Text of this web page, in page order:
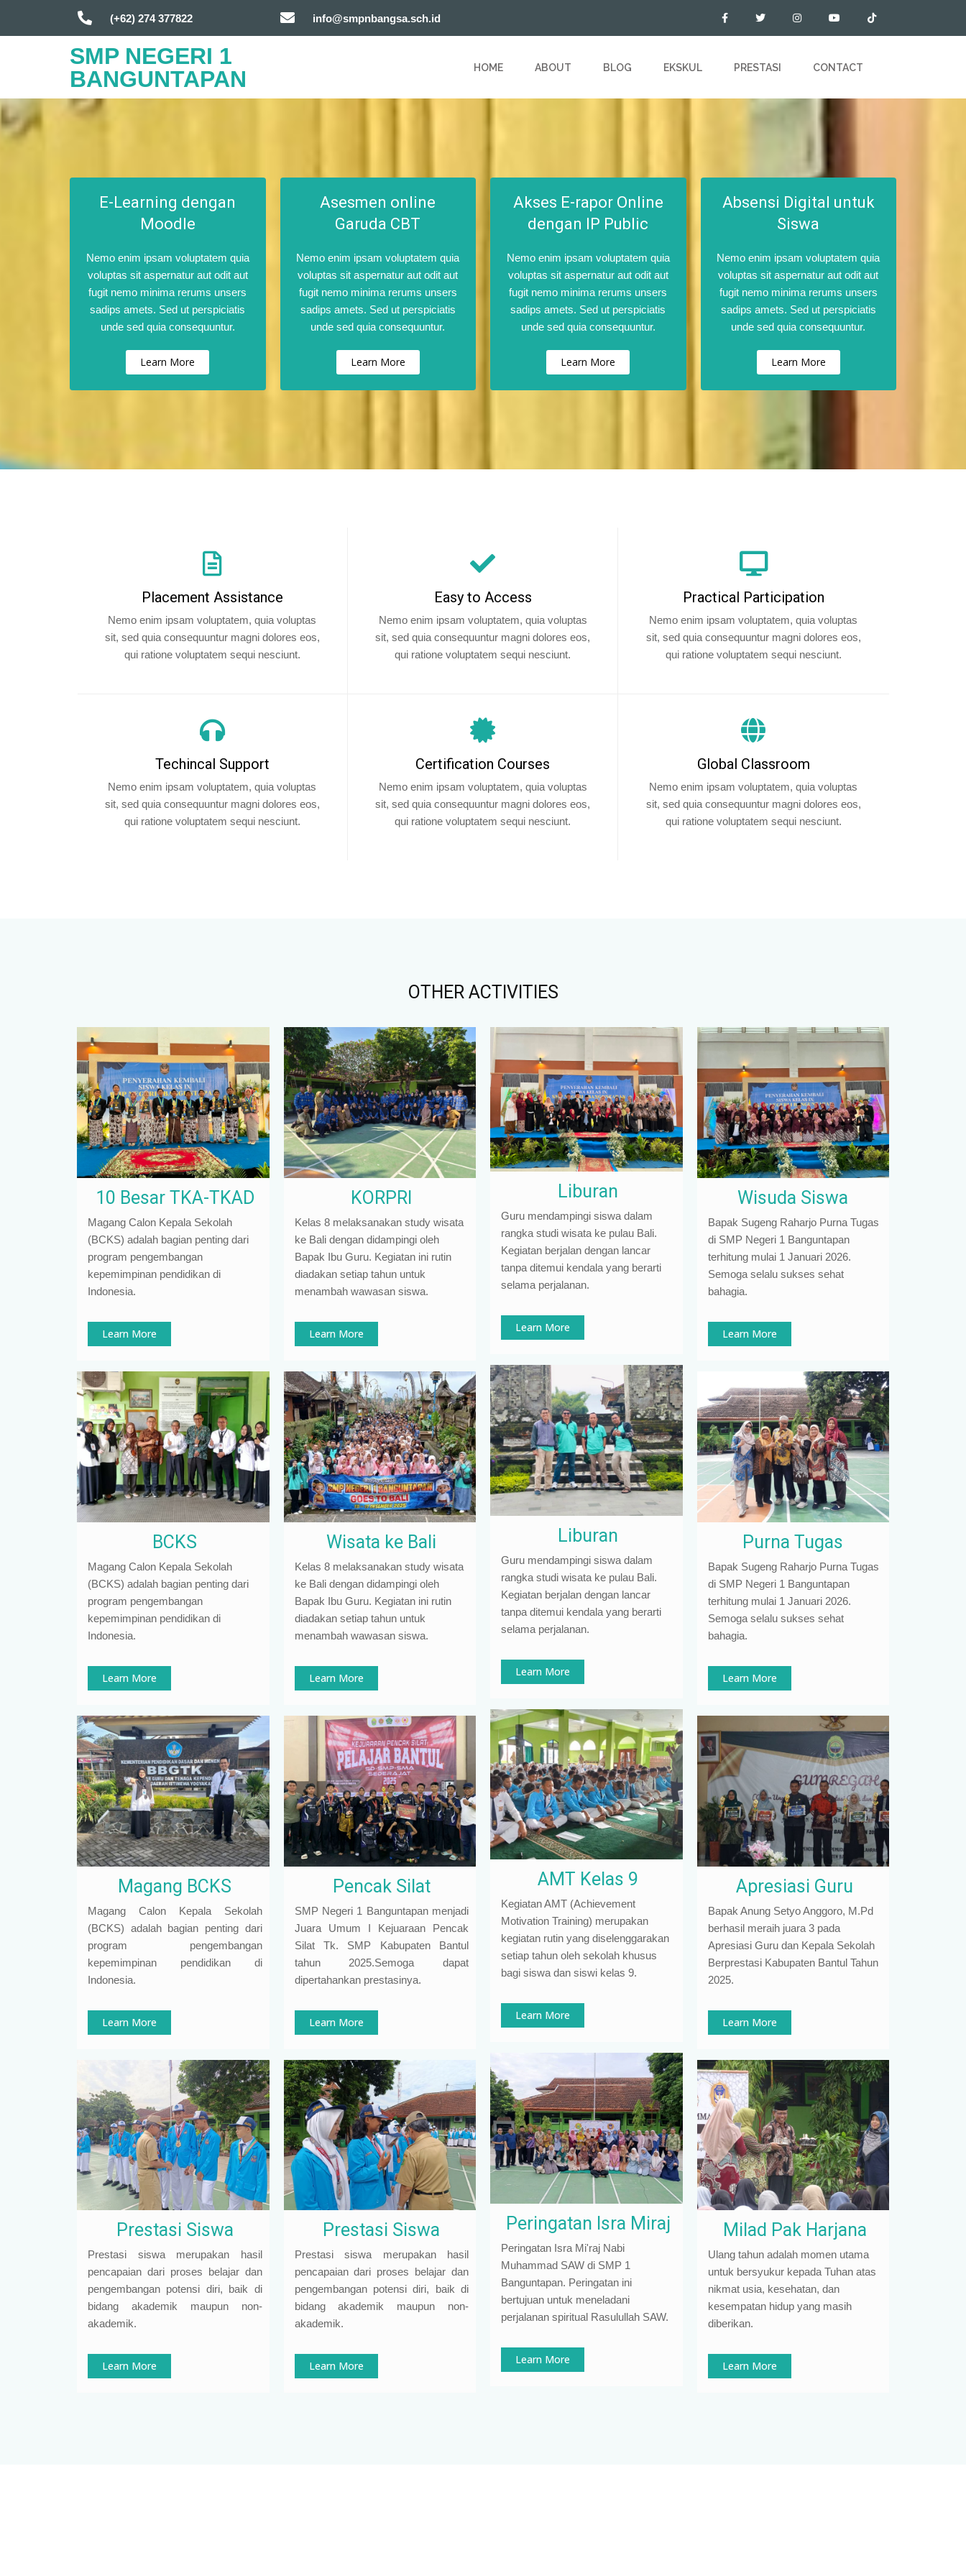
(+62) 274 377822 info@smpnbangsa.sch.id
SMP NEGERI 1
BANGUNTAPAN
HOME ABOUT BLOG EKSKUL PRESTASI CONTACT
E-Learning dengan
Moodle
Nemo enim ipsam voluptatem quia
voluptas sit aspernatur aut odit aut
fugit nemo minima rerums unsers
sadips amets. Sed ut perspiciatis
unde sed quia consequuntur.
Learn More
Asesmen online
Garuda CBT
Nemo enim ipsam voluptatem quia
voluptas sit aspernatur aut odit aut
fugit nemo minima rerums unsers
sadips amets. Sed ut perspiciatis
unde sed quia consequuntur.
Learn More
Akses E-rapor Online
dengan IP Public
Nemo enim ipsam voluptatem quia
voluptas sit aspernatur aut odit aut
fugit nemo minima rerums unsers
sadips amets. Sed ut perspiciatis
unde sed quia consequuntur.
Learn More
Absensi Digital untuk
Siswa
Nemo enim ipsam voluptatem quia
voluptas sit aspernatur aut odit aut
fugit nemo minima rerums unsers
sadips amets. Sed ut perspiciatis
unde sed quia consequuntur.
Learn More
Placement Assistance
Nemo enim ipsam voluptatem, quia voluptas
sit, sed quia consequuntur magni dolores eos,
qui ratione voluptatem sequi nesciunt.
Easy to Access
Nemo enim ipsam voluptatem, quia voluptas
sit, sed quia consequuntur magni dolores eos,
qui ratione voluptatem sequi nesciunt.
Practical Participation
Nemo enim ipsam voluptatem, quia voluptas
sit, sed quia consequuntur magni dolores eos,
qui ratione voluptatem sequi nesciunt.
Techincal Support
Nemo enim ipsam voluptatem, quia voluptas
sit, sed quia consequuntur magni dolores eos,
qui ratione voluptatem sequi nesciunt.
Certification Courses
Nemo enim ipsam voluptatem, quia voluptas
sit, sed quia consequuntur magni dolores eos,
qui ratione voluptatem sequi nesciunt.
Global Classroom
Nemo enim ipsam voluptatem, quia voluptas
sit, sed quia consequuntur magni dolores eos,
qui ratione voluptatem sequi nesciunt.
OTHER ACTIVITIES
10 Besar TKA-TKAD
Magang Calon Kepala Sekolah
(BCKS) adalah bagian penting dari
program pengembangan
kepemimpinan pendidikan di
Indonesia.
Learn More
BCKS
Magang Calon Kepala Sekolah
(BCKS) adalah bagian penting dari
program pengembangan
kepemimpinan pendidikan di
Indonesia.
Learn More
Magang BCKS
Magang Calon Kepala Sekolah
(BCKS) adalah bagian penting dari
program pengembangan
kepemimpinan pendidikan di
Indonesia.
Learn More
Prestasi Siswa
Prestasi siswa merupakan hasil
pencapaian dari proses belajar dan
pengembangan potensi diri, baik di
bidang akademik maupun non-
akademik.
Learn More
KORPRI
Kelas 8 melaksanakan study wisata
ke Bali dengan didampingi oleh
Bapak Ibu Guru. Kegiatan ini rutin
diadakan setiap tahun untuk
menambah wawasan siswa.
Learn More
Wisata ke Bali
Kelas 8 melaksanakan study wisata
ke Bali dengan didampingi oleh
Bapak Ibu Guru. Kegiatan ini rutin
diadakan setiap tahun untuk
menambah wawasan siswa.
Learn More
Pencak Silat
SMP Negeri 1 Banguntapan menjadi
Juara Umum I Kejuaraan Pencak
Silat Tk. SMP Kabupaten Bantul
tahun 2025.Semoga dapat
dipertahankan prestasinya.
Learn More
Prestasi Siswa
Prestasi siswa merupakan hasil
pencapaian dari proses belajar dan
pengembangan potensi diri, baik di
bidang akademik maupun non-
akademik.
Learn More
Liburan
Guru mendampingi siswa dalam
rangka studi wisata ke pulau Bali.
Kegiatan berjalan dengan lancar
tanpa ditemui kendala yang berarti
selama perjalanan.
Learn More
Liburan
Guru mendampingi siswa dalam
rangka studi wisata ke pulau Bali.
Kegiatan berjalan dengan lancar
tanpa ditemui kendala yang berarti
selama perjalanan.
Learn More
AMT Kelas 9
Kegiatan AMT (Achievement
Motivation Training) merupakan
kegiatan rutin yang diselenggarakan
setiap tahun oleh sekolah khusus
bagi siswa dan siswi kelas 9.
Learn More
Peringatan Isra Miraj
Peringatan Isra Mi'raj Nabi
Muhammad SAW di SMP 1
Banguntapan. Peringatan ini
bertujuan untuk meneladani
perjalanan spiritual Rasulullah SAW.
Learn More
Wisuda Siswa
Bapak Sugeng Raharjo Purna Tugas
di SMP Negeri 1 Banguntapan
terhitung mulai 1 Januari 2026.
Semoga selalu sukses sehat
bahagia.
Learn More
Purna Tugas
Bapak Sugeng Raharjo Purna Tugas
di SMP Negeri 1 Banguntapan
terhitung mulai 1 Januari 2026.
Semoga selalu sukses sehat
bahagia.
Learn More
Apresiasi Guru
Bapak Anung Setyo Anggoro, M.Pd
berhasil meraih juara 3 pada
Apresiasi Guru dan Kepala Sekolah
Berprestasi Kabupaten Bantul Tahun
2025.
Learn More
Milad Pak Harjana
Ulang tahun adalah momen utama
untuk bersyukur kepada Tuhan atas
nikmat usia, kesehatan, dan
kesempatan hidup yang masih
diberikan.
Learn More